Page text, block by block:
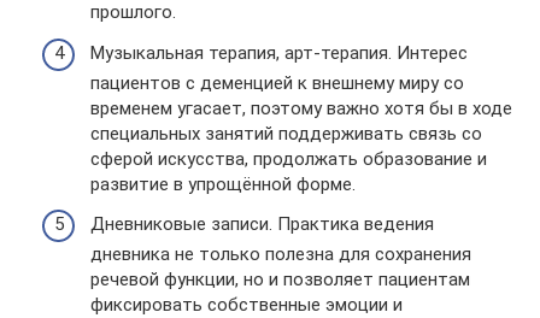
прошлого.
Музыкальная терапия, арт-терапия. Интерес
пациентов с деменцией к внешнему миру со
временем угасает, поэтому важно хотя бы в ходе
специальных занятий поддерживать связь со
сферой искусства, продолжать образование и
развитие в упрощённой форме.
Дневниковые записи. Практика ведения
дневника не только полезна для сохранения
речевой функции, но и позволяет пациентам
фиксировать собственные эмоции и